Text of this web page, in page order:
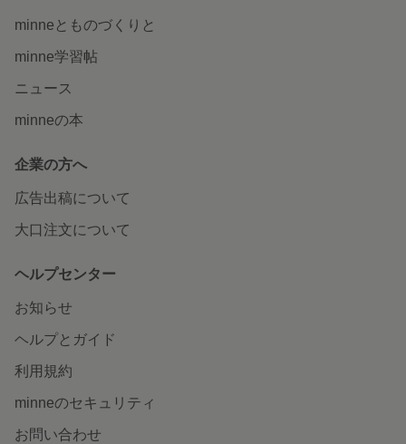
minneとものづくりと
minne学習帖
ニュース
minneの本
企業の方へ
広告出稿について
大口注文について
ヘルプセンター
お知らせ
ヘルプとガイド
利用規約
minneのセキュリティ
お問い合わせ